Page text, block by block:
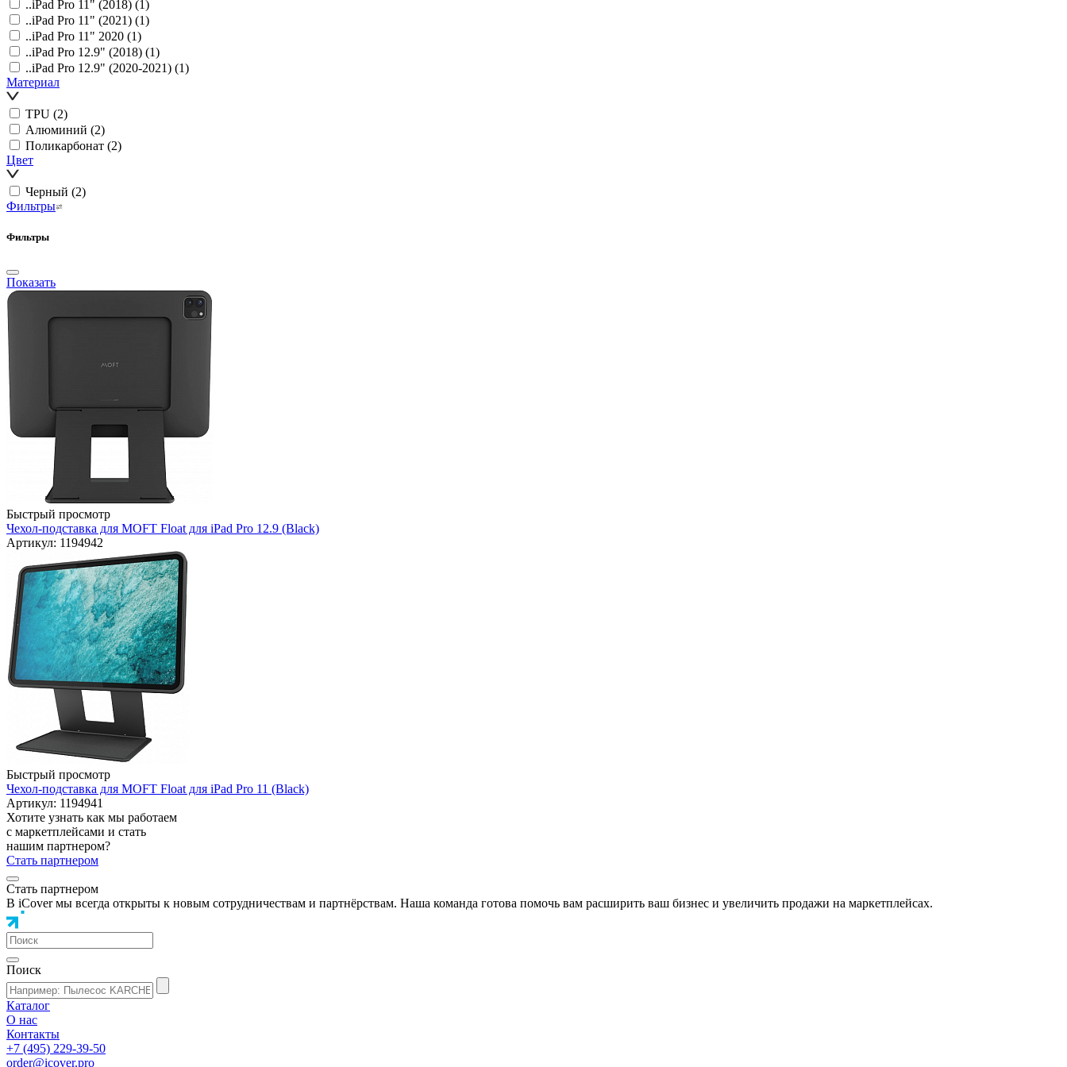
..iPad Pro 11" (2018) (1)
..iPad Pro 11" (2021) (1)
..iPad Pro 11" 2020 (1)
..iPad Pro 12.9" (2018) (1)
..iPad Pro 12.9" (2020-2021) (1)
Материал
TPU (2)
Алюминий (2)
Поликарбонат (2)
Цвет
Черный (2)
Фильтры
Фильтры
Показать
Быстрый просмотр
Чехол-подставка для MOFT Float для iPad Pro 12.9 (Black)
Артикул: 1194942
Быстрый просмотр
Чехол-подставка для MOFT Float для iPad Pro 11 (Black)
Артикул: 1194941
Хотите узнать как мы работаем
с маркетплейсами и стать
нашим партнером?
Стать партнером
Стать партнером
В iCover мы всегда открыты к новым сотрудничествам и партнёрствам. Наша команда готова помочь вам расширить ваш бизнес и увеличить продажи на маркетплейсах.
Поиск
Каталог
О нас
Контакты
+7 (495) 229-39-50
order@icover.pro